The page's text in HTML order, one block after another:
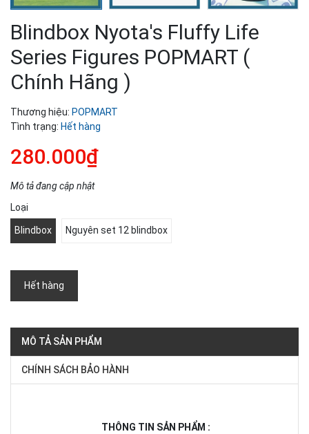
Blindbox Nyota's Fluffy Life
Series Figures POPMART (
Chính Hãng )
Thương hiệu: POPMART
Tình trạng: Hết hàng
280.000₫
Mô tả đang cập nhật
Loại
Blindbox Nguyên set 12 blindbox
Hết hàng
MÔ TẢ SẢN PHẨM
CHÍNH SÁCH BẢO HÀNH
THÔNG TIN SẢN PHẨM :